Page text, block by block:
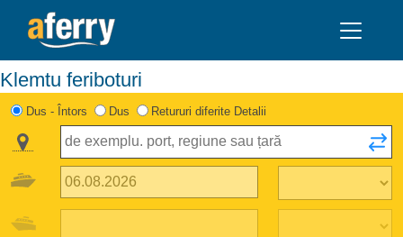
Klemtu feriboturi
Dus - Întors Dus Retururi diferite Detalii